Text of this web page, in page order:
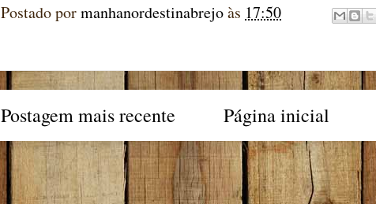
Postado pormanhanordestinabrejoàs 17:50
Postagem mais recente Página inicial